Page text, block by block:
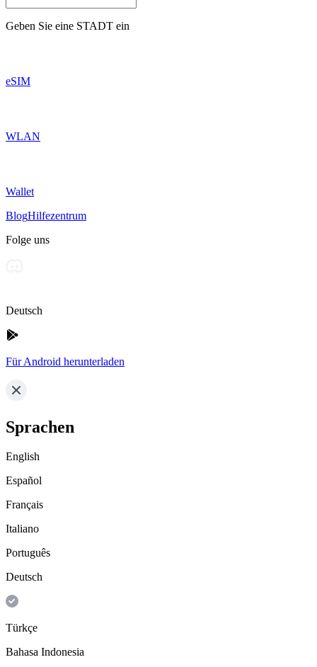
Geben Sie eine STADT ein
eSIM
WLAN
Wallet
BlogHilfezentrum
Folge uns
Deutsch
Für Android herunterladen
Sprachen
English
Español
Français
Italiano
Português
Deutsch
Türkçe
Bahasa Indonesia